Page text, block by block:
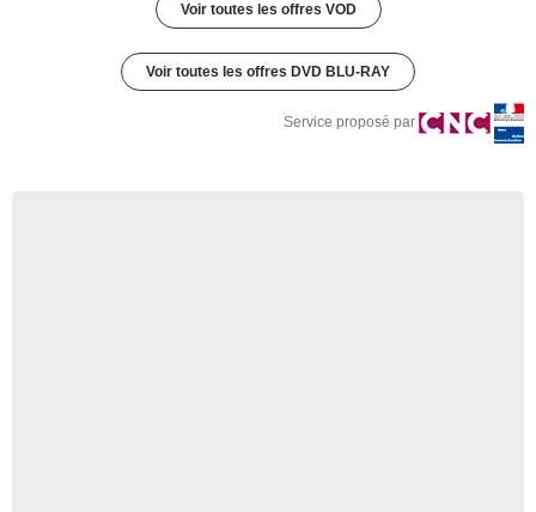
Voir toutes les offres VOD
Voir toutes les offres DVD BLU-RAY
Service proposé par